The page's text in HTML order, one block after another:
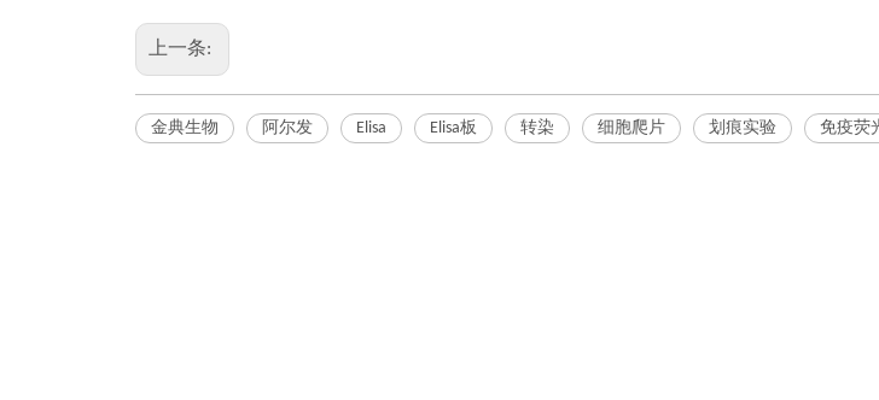
上一条:
金典生物 阿尔发 Elisa Elisa板 转染 细胞爬片 划痕实验 免疫荧